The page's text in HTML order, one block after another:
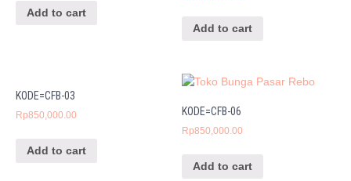
Add to cart
Add to cart
KODE=CFB-03
Rp850,000.00
Add to cart
KODE=CFB-06
Rp850,000.00
Add to cart